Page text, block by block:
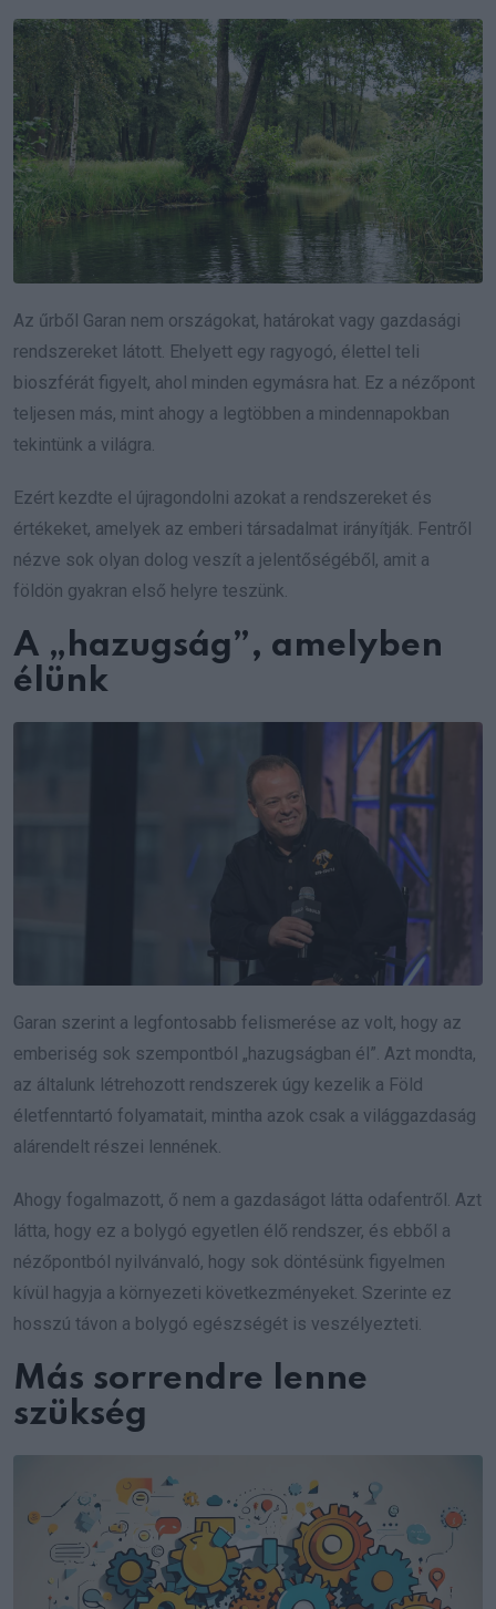
Az űrből Garan nem országokat, határokat vagy gazdasági
rendszereket látott. Ehelyett egy ragyogó, élettel teli
bioszférát figyelt, ahol minden egymásra hat. Ez a nézőpont
teljesen más, mint ahogy a legtöbben a mindennapokban
tekintünk a világra.
Ezért kezdte el újragondolni azokat a rendszereket és
értékeket, amelyek az emberi társadalmat irányítják. Fentről
nézve sok olyan dolog veszít a jelentőségéből, amit a
földön gyakran első helyre teszünk.
A „hazugság”, amelyben
élünk
Garan szerint a legfontosabb felismerése az volt, hogy az
emberiség sok szempontból „hazugságban él”. Azt mondta,
az általunk létrehozott rendszerek úgy kezelik a Föld
életfenntartó folyamatait, mintha azok csak a világgazdaság
alárendelt részei lennének.
Ahogy fogalmazott, ő nem a gazdaságot látta odafentről. Azt
látta, hogy ez a bolygó egyetlen élő rendszer, és ebből a
nézőpontból nyilvánvaló, hogy sok döntésünk figyelmen
kívül hagyja a környezeti következményeket. Szerinte ez
hosszú távon a bolygó egészségét is veszélyezteti.
Más sorrendre lenne
szükség